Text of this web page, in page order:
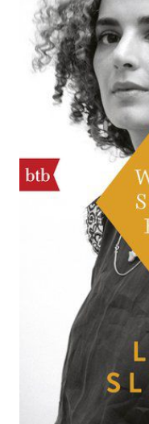
Hass?
Zur Wunschliste
Kolumnen und Essays
Leila Slimani
Verlag: btb
Buch
Bibliografische